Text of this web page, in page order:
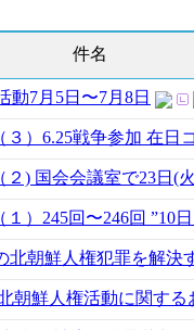
件名
動7月5日〜7月8日
３）6.25戦争参加 在
) 国会会議室で23日(
）245回〜246回 ”10
北朝鮮人権犯罪を解決
朝鮮人権活動に関する